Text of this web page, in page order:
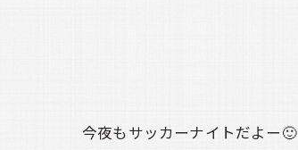
今夜もサッカーナイトだよー🙂